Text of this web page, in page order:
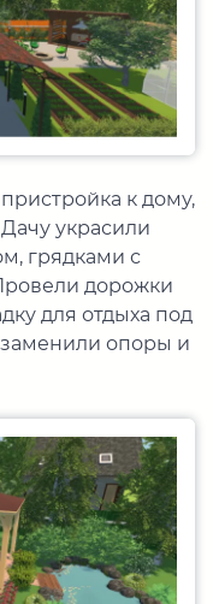
к дому,
украсили
грядками с
дорожки
для отдыха под
опоры и